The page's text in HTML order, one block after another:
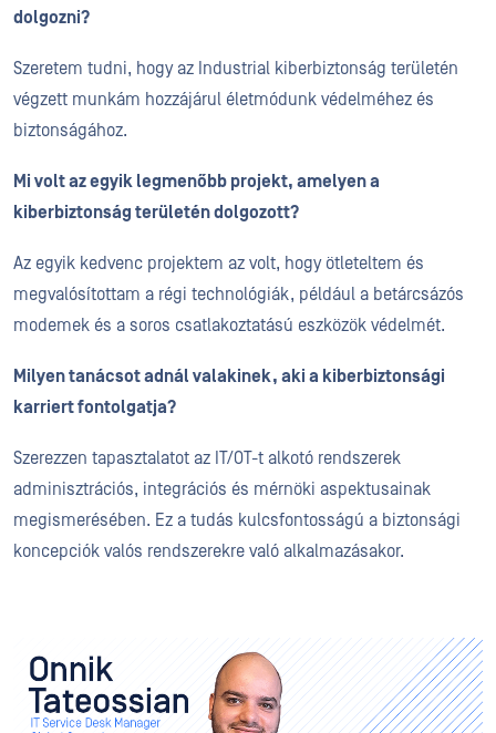
dolgozni?
Szeretem tudni, hogy az Industrial kiberbiztonság területén
végzett munkám hozzájárul életmódunk védelméhez és
biztonságához.
Mi volt az egyik legmenőbb projekt, amelyen a
kiberbiztonság területén dolgozott?
Az egyik kedvenc projektem az volt, hogy ötleteltem és
megvalósítottam a régi technológiák, például a betárcsázós
modemek és a soros csatlakoztatású eszközök védelmét.
Milyen tanácsot adnál valakinek, aki a kiberbiztonsági
karriert fontolgatja?
Szerezzen tapasztalatot az IT/OT-t alkotó rendszerek
adminisztrációs, integrációs és mérnöki aspektusainak
megismerésében. Ez a tudás kulcsfontosságú a biztonsági
koncepciók valós rendszerekre való alkalmazásakor.